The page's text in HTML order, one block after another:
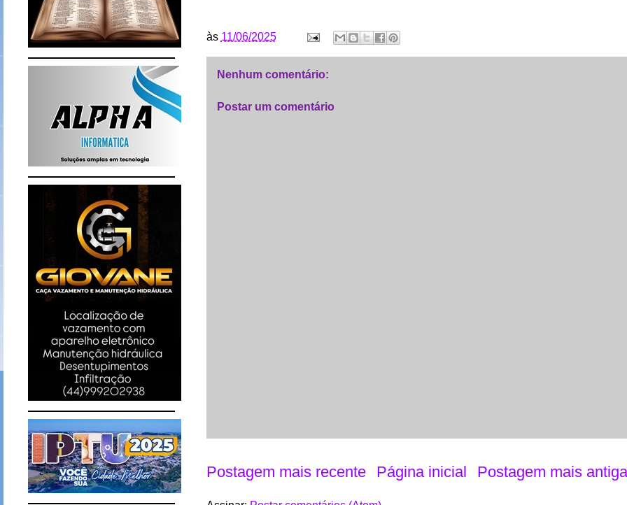
às 11/06/2025
Nenhum comentário:
Postar um comentário
Postagem mais recente Postagem mais antiga
Página inicial